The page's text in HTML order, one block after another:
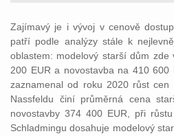
Zajímavý je i vývoj v cenově
patří podle analýzy stále k
oblastem: modelový starší dům
200 EUR a novostavba na 410 600
zaznamenal od roku 2020 růst
Nassfeldu činí průměrná cena
novostavby 374 400 EUR, při
Schladmingu dosahuje modelový